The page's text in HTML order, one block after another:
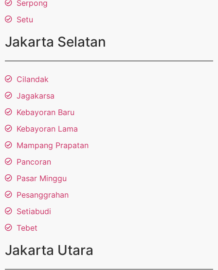
Serpong
Setu
Jakarta Selatan
Cilandak
Jagakarsa
Kebayoran Baru
Kebayoran Lama
Mampang Prapatan
Pancoran
Pasar Minggu
Pesanggrahan
Setiabudi
Tebet
Jakarta Utara